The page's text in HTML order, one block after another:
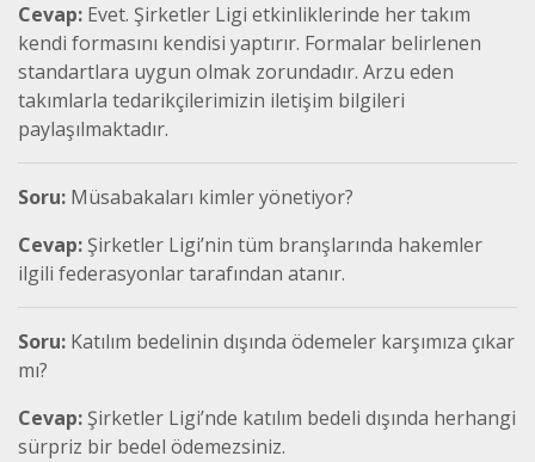
Cevap: Evet. Şirketler Ligi etkinliklerinde her takım
kendi formasını kendisi yaptırır. Formalar belirlenen
standartlara uygun olmak zorundadır. Arzu eden
takımlarla tedarikçilerimizin iletişim bilgileri
paylaşılmaktadır.
Soru: Müsabakaları kimler yönetiyor?
Cevap: Şirketler Ligi’nin tüm branşlarında hakemler
ilgili federasyonlar tarafından atanır.
Soru: Katılım bedelinin dışında ödemeler karşımıza çıkar
mı?
Cevap: Şirketler Ligi’nde katılım bedeli dışında herhangi
sürpriz bir bedel ödemezsiniz.